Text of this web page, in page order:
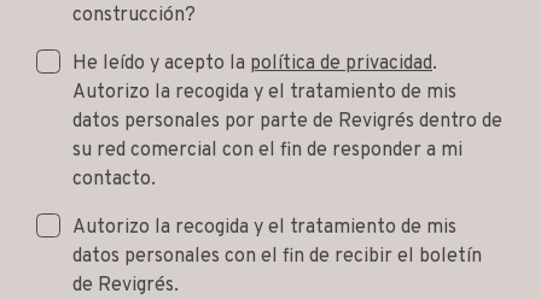
construcción?
He leído y acepto la política de privacidad.
Autorizo la recogida y el tratamiento de mis
datos personales por parte de Revigrés dentro de
su red comercial con el fin de responder a mi
contacto.
Autorizo la recogida y el tratamiento de mis
datos personales con el fin de recibir el boletín
de Revigrés.